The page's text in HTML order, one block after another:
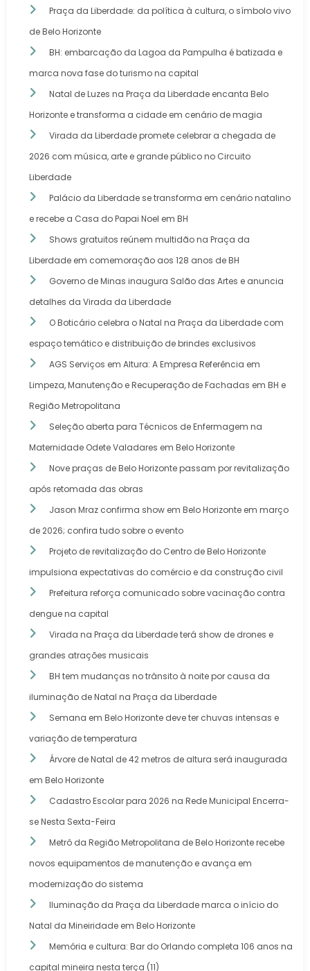
Praça da Liberdade: da política à cultura, o símbolo vivo
de Belo Horizonte
BH: embarcação da Lagoa da Pampulha é batizada e
marca nova fase do turismo na capital
Natal de Luzes na Praça da Liberdade encanta Belo
Horizonte e transforma a cidade em cenário de magia
Virada da Liberdade promete celebrar a chegada de
2026 com música, arte e grande público no Circuito
Liberdade
Palácio da Liberdade se transforma em cenário natalino
e recebe a Casa do Papai Noel em BH
Shows gratuitos reúnem multidão na Praça da
Liberdade em comemoração aos 128 anos de BH
Governo de Minas inaugura Salão das Artes e anuncia
detalhes da Virada da Liberdade
O Boticário celebra o Natal na Praça da Liberdade com
espaço temático e distribuição de brindes exclusivos
AGS Serviços em Altura: A Empresa Referência em
Limpeza, Manutenção e Recuperação de Fachadas em BH e
Região Metropolitana
Seleção aberta para Técnicos de Enfermagem na
Maternidade Odete Valadares em Belo Horizonte
Nove praças de Belo Horizonte passam por revitalização
após retomada das obras
Jason Mraz confirma show em Belo Horizonte em março
de 2026; confira tudo sobre o evento
Projeto de revitalização do Centro de Belo Horizonte
impulsiona expectativas do comércio e da construção civil
Prefeitura reforça comunicado sobre vacinação contra
dengue na capital
Virada na Praça da Liberdade terá show de drones e
grandes atrações musicais
BH tem mudanças no trânsito à noite por causa da
iluminação de Natal na Praça da Liberdade
Semana em Belo Horizonte deve ter chuvas intensas e
variação de temperatura
Árvore de Natal de 42 metros de altura será inaugurada
em Belo Horizonte
Cadastro Escolar para 2026 na Rede Municipal Encerra-
se Nesta Sexta-Feira
Metrô da Região Metropolitana de Belo Horizonte recebe
novos equipamentos de manutenção e avança em
modernização do sistema
Iluminação da Praça da Liberdade marca o início do
Natal da Mineiridade em Belo Horizonte
Memória e cultura: Bar do Orlando completa 106 anos na
capital mineira nesta terça (11)